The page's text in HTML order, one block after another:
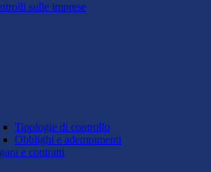
sulle imprese
Tipologie di controllo
Obblighi e adempimenti
e contratti